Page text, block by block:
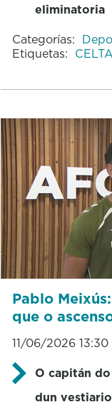
eliminatoria
Categorías:
Etiquetas:
Pablo
que o
11/06/2026 13:30
O capitán
dun